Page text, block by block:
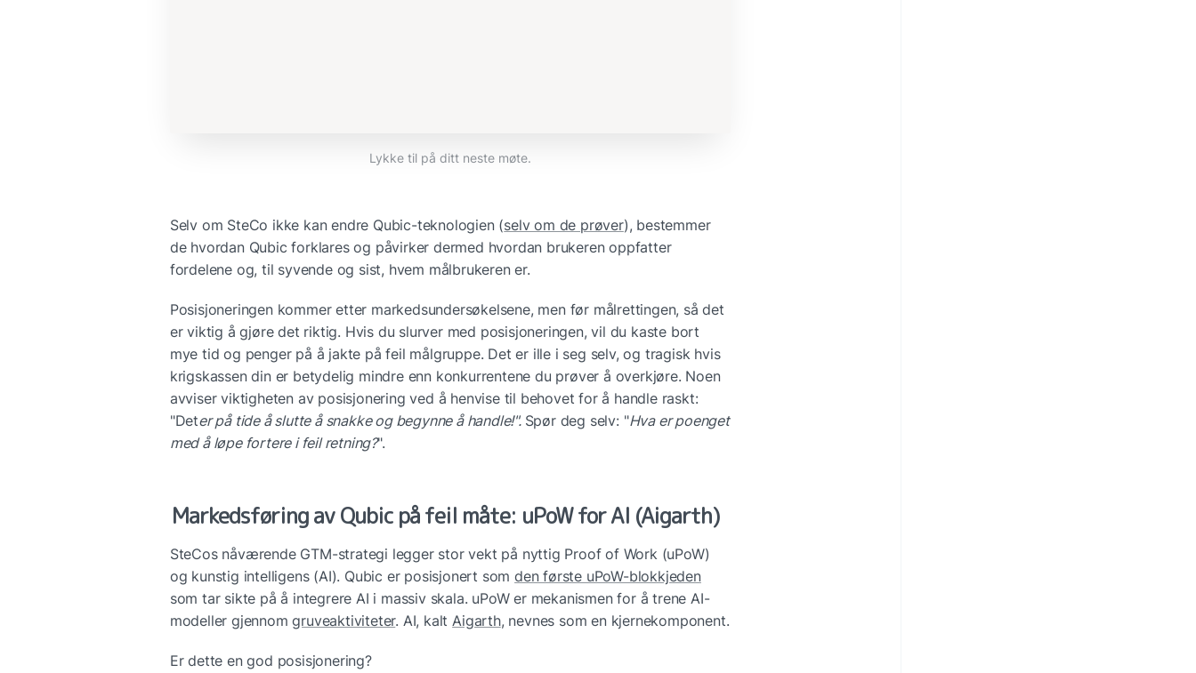
Lykke til på ditt neste møte.
Selv om SteCo ikke kan endre Qubic-teknologien (selv om de prøver), bestemmer
de hvordan Qubic forklares og påvirker dermed hvordan brukeren oppfatter
fordelene og, til syvende og sist, hvem målbrukeren er.
Posisjoneringen kommer etter markedsundersøkelsene, men før målrettingen, så det
er viktig å gjøre det riktig. Hvis du slurver med posisjoneringen, vil du kaste bort
mye tid og penger på å jakte på feil målgruppe. Det er ille i seg selv, og tragisk hvis
krigskassen din er betydelig mindre enn konkurrentene du prøver å overkjøre. Noen
avviser viktigheten av posisjonering ved å henvise til behovet for å handle raskt:
"Deter på tide å slutte å snakke og begynne å handle!". Spør deg selv: "Hva er poenget
med å løpe fortere i feil retning?".
Markedsføring av Qubic på feil måte: uPoW for AI (Aigarth)
SteCos nåværende GTM-strategi legger stor vekt på nyttig Proof of Work (uPoW)
og kunstig intelligens (AI). Qubic er posisjonert som den første uPoW-blokkjeden
som tar sikte på å integrere AI i massiv skala. uPoW er mekanismen for å trene AI-
modeller gjennom gruveaktiviteter. AI, kalt Aigarth
Er dette en god posisjonering?